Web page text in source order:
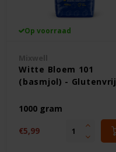
Op voorraad
Witte Bloem 101
(basmjol) - Glutenvrij
1000 gram
€5,99